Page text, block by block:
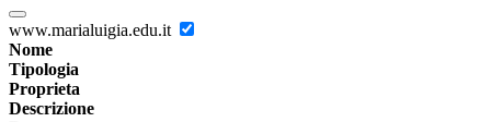
www.marialuigia.edu.it
Nome
Tipologia
Proprieta
Descrizione